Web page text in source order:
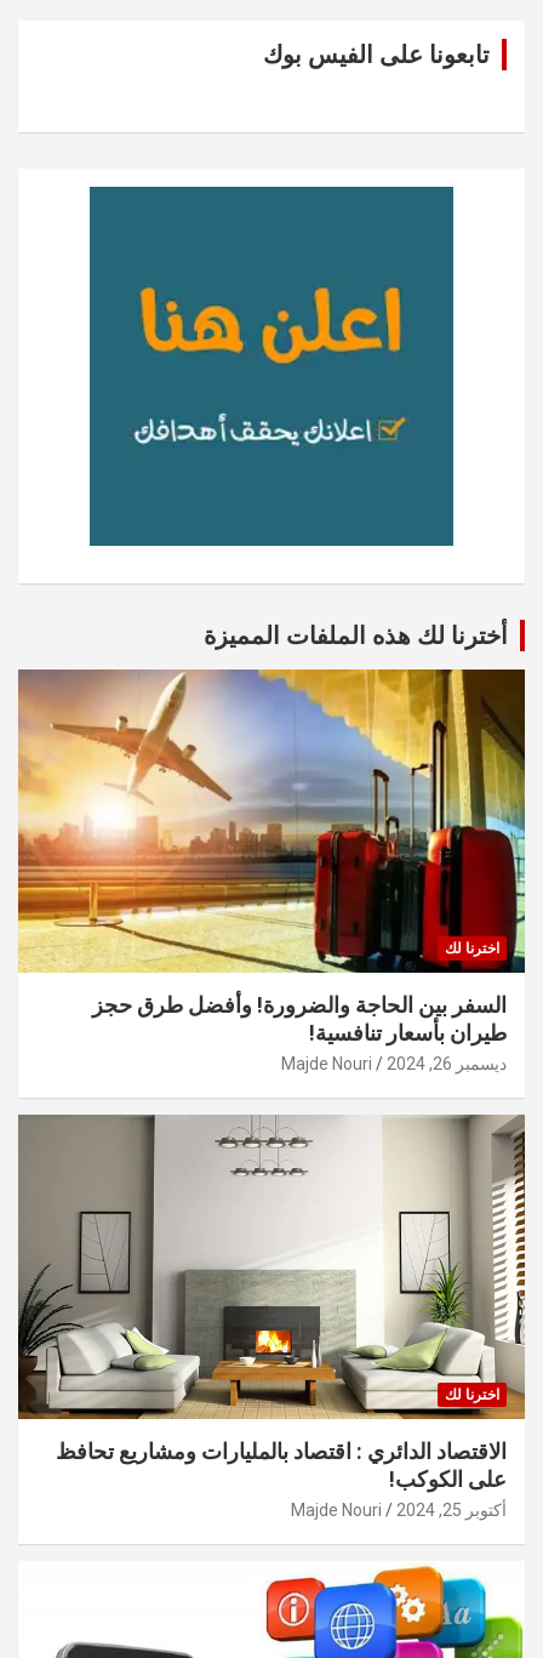
تابعونا على الفيس بوك
أخترنا لك هذه الملفات المميزة
اخترنا لك
السفر بين الحاجة والضرورة! وأفضل طرق حجز
طيران بأسعار تنافسية!
ديسمبر 26, 2024 Majde Nouri
اخترنا لك
الاقتصاد الدائري : اقتصاد بالمليارات ومشاريع تحافظ
على الكوكب!
أكتوبر 25, 2024 Majde Nouri